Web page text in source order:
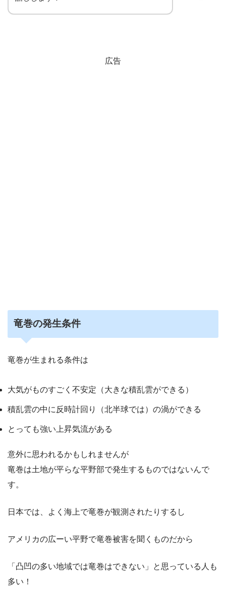
広告
竜巻の発生条件
竜巻が生まれる条件は
大気がものすごく不安定（大きな積乱雲ができる）
積乱雲の中に反時計回り（北半球では）の渦ができる
とっても強い上昇気流がある
意外に思われるかもしれませんが
竜巻は土地が平らな平野部で発生するものではないんで
す。
日本では、よく海上で竜巻が観測されたりするし
アメリカの広ーい平野で竜巻被害を聞くものだから
「凸凹の多い地域では竜巻はできない」と思っている人も
多い！